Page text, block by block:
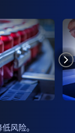
风险。